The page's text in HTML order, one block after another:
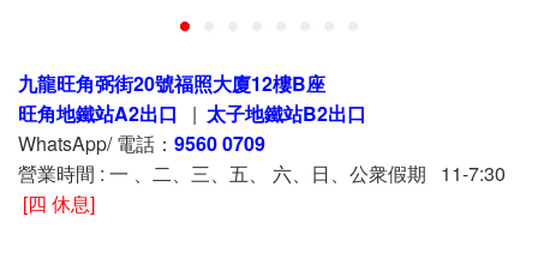
九龍旺角弼街20號福照大廈12樓B座
旺角地鐵站A2出口
| 太子地鐵站B2出口
WhatsApp/ 電話： 9560 0709
營業時間 : 一 、二、三、五、 六、日、公衆假期 11-7:30
[四 休息]